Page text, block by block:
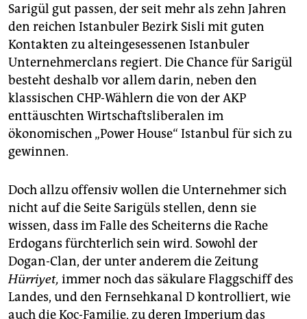
Sarigül gut passen, der seit mehr als zehn Jahren
den reichen Istanbuler Bezirk Sisli mit guten
Kontakten zu alteingesessenen Istanbuler
Unternehmerclans regiert. Die Chance für Sarigül
besteht deshalb vor allem darin, neben den
klassischen CHP-Wählern die von der AKP
enttäuschten Wirtschaftsliberalen im
ökonomischen „Power House“ Istanbul für sich zu
gewinnen.
Doch allzu offensiv wollen die Unternehmer sich
nicht auf die Seite Sarigüls stellen, denn sie
wissen, dass im Falle des Scheiterns die Rache
Erdogans fürchterlich sein wird. Sowohl der
Dogan-Clan, der unter anderem die Zeitung
Hürriyet, immer noch das säkulare Flaggschiff des
Landes, und den Fernsehkanal D kontrolliert, wie
auch die Koc-Familie, zu deren Imperium das